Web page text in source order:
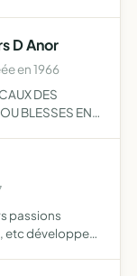
D Anor
en 1966
DES
BLESSES EN
passions
etc développer